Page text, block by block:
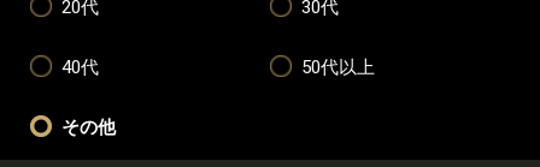
20代 30代
40代 50代以上
その他